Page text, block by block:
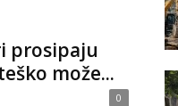
prosipaju
može...
0